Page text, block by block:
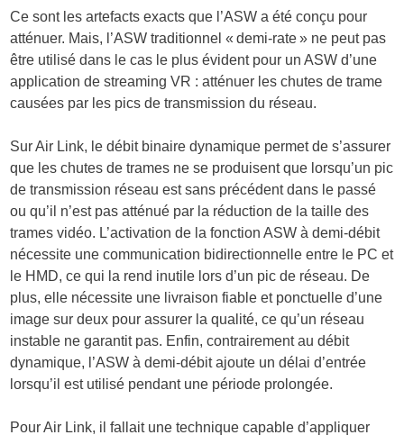
Ce sont les artefacts exacts que l’ASW a été conçu pour
atténuer. Mais, l’ASW traditionnel « demi-rate » ne peut pas
être utilisé dans le cas le plus évident pour un ASW d’une
application de streaming VR : atténuer les chutes de trame
causées par les pics de transmission du réseau.
Sur Air Link, le débit binaire dynamique permet de s’assurer
que les chutes de trames ne se produisent que lorsqu’un pic
de transmission réseau est sans précédent dans le passé
ou qu’il n’est pas atténué par la réduction de la taille des
trames vidéo. L’activation de la fonction ASW à demi-débit
nécessite une communication bidirectionnelle entre le PC et
le HMD, ce qui la rend inutile lors d’un pic de réseau. De
plus, elle nécessite une livraison fiable et ponctuelle d’une
image sur deux pour assurer la qualité, ce qu’un réseau
instable ne garantit pas. Enfin, contrairement au débit
dynamique, l’ASW à demi-débit ajoute un délai d’entrée
lorsqu’il est utilisé pendant une période prolongée.
Pour Air Link, il fallait une technique capable d’appliquer